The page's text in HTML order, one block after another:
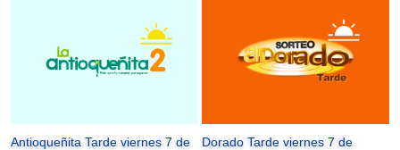
Antioqueñita Tarde viernes 7 de
Dorado Tarde viernes 7 de